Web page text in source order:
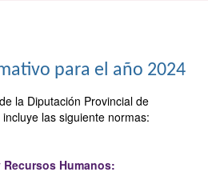
para el año 2024
la Diputación Provincial de
las siguiente normas:
Humanos: